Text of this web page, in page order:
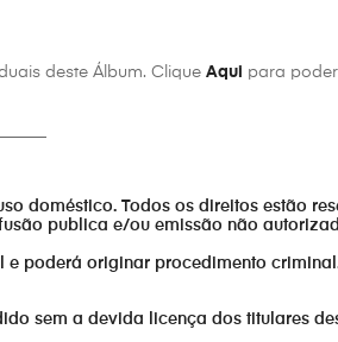
deste Álbum. Clique Aqui para poder
doméstico. Todos os direitos estão
publica e/ou emissão não
e poderá originar procedimento
sem a devida licença dos titulares